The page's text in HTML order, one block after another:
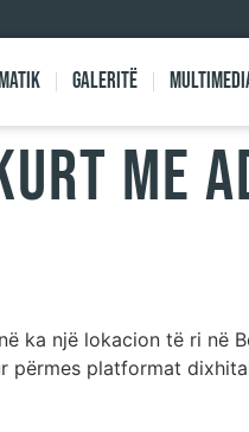
Galeritë
ME
ka një lokacion të ri në
përmes platformat